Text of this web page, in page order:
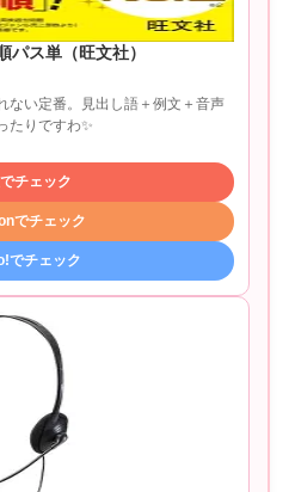
パス単（旺文社）
ない定番。見出し語＋例文＋音声
たりですわ✨
チェック
でチェック
でチェック